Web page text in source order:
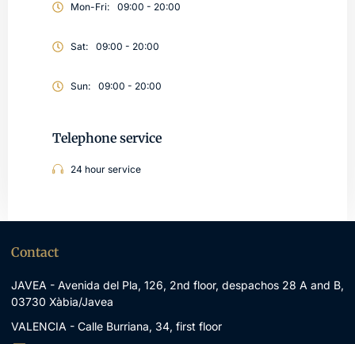
Mon-Fri: 09:00 - 20:00
Sat: 09:00 - 20:00
Sun: 09:00 - 20:00
Telephone service
24 hour service
Contact
JAVEA - Avenida del Pla, 126, 2nd floor, despachos 28 A and B,
03730 Xàbia/Javea
VALENCIA - Calle Burriana, 34, first floor